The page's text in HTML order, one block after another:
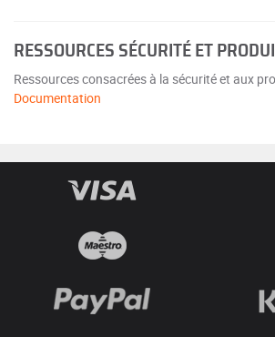
RESSOURCES SÉCURITÉ ET
Ressources consacrées à la sécurité et aux
Documentation